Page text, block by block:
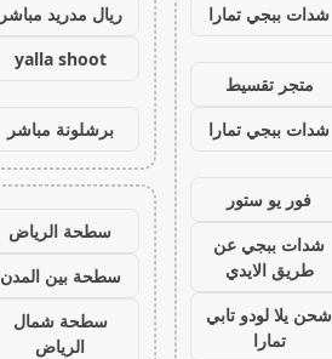
شدات ببجي تمارا
متجر تقسيط
شدات ببجي تمارا
فور يو ستور
شدات ببجي عن
طريق الايدي
شحن يلا لودو تابي
تمارا
ريال مدريد مباشر
yalla shoot
برشلونة مباشر
سطحة الرياض
سطحة بين المدن
سطحة شمال
الرياض